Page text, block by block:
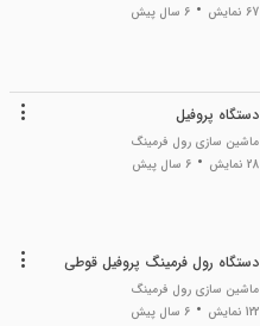
67 نمایش
6 سال پیش
دستگاه پروفیل
ماشین سازی رول فرمینگ
28 نمایش
6 سال پیش
دستگاه رول فرمینگ پروفیل قوطی
ماشین سازی رول فرمینگ
122 نمایش
6 سال پیش